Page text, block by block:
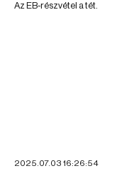
Az EB-részvétel a tét.
2025.07.03 16:26:54